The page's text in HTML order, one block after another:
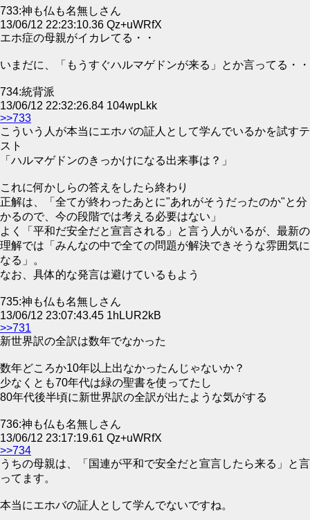
733:神も仏も名無しさん
13/06/12 22:23:10.36 Qz+uWRfX
エホ症の母親がイカレてる・・
いまだに、「もうすぐハルマゲドンが来る」とか言ってる・・
734:統背派
13/06/12 22:32:26.84 104wpLkk
>>733
こういう人が本当にエホバの証人として学んでいるかを試すテ
スト
「ハルマゲドンのきっかけになる出来事は？」
これに何かしらの答えをしたら終わり
正解は、「全てが終わったあとに"あれがそうだったのか"と分
かるので、今の段階では考える必要はない」
よく「平和だ安全だと宣言される」と言う人がいるが、最新の
理解では「みんなの中で全ての問題が解決できそうな雰囲気に
なる」。
なお、具体的な発言は避けているもよう
735:神も仏も名無しさん
13/06/12 23:07:43.45 1hLUR2kB
>>731
新世界訳の全訳は数年でなかった
数年どころか10年以上出なかったんじゃないか？
少なくとも70年代は緑の聖書を使ってたし
80年代後半頃に新世界訳の全訳が出たような気がする
736:神も仏も名無しさん
13/06/12 23:17:19.61 Qz+uWRfX
>>734
うちの母親は、「国連が平和で安全だと宣言したら来る」と言
ってます。
本当にエホバの証人として学んでないですね。